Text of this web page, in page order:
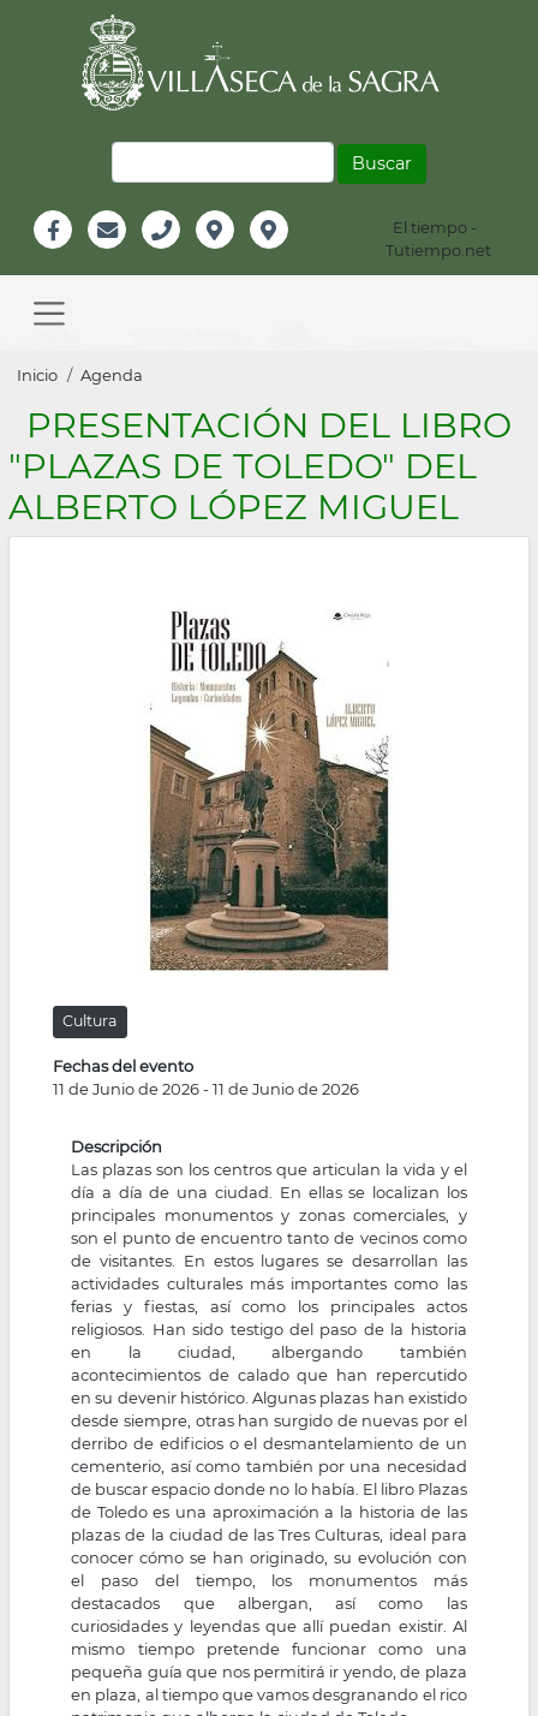
Información
Header
El tiempo -
Tutiempo.net
navigation
Sobrescribir
enlaces
de
ayuda
a
navegación
Inicio Agenda
PRESENTACIÓN DEL LIBRO
"PLAZAS DE TOLEDO" DEL
ALBERTO LÓPEZ MIGUEL
Cultura
Fechas del evento
11 de Junio de 2026-11 de Junio de 2026
Descripción
Las plazas son los centros que articulan la vida y el
día a día de una ciudad. En ellas se localizan los
principales monumentos y zonas comerciales, y
son el punto de encuentro tanto de vecinos como
de visitantes. En estos lugares se desarrollan las
actividades culturales más importantes como las
ferias y fiestas, así como los principales actos
religiosos. Han sido testigo del paso de la historia
en la ciudad, albergando también
acontecimientos de calado que han repercutido
en su devenir histórico. Algunas plazas han existido
desde siempre, otras han surgido de nuevas por el
derribo de edificios o el desmantelamiento de un
cementerio, así como también por una necesidad
de buscar espacio donde no lo había. El libro Plazas
de Toledo es una aproximación a la historia de las
plazas de la ciudad de las Tres Culturas, ideal para
conocer cómo se han originado, su evolución con
el paso del tiempo, los monumentos más
destacados que albergan, así como las
curiosidades y leyendas que allí puedan existir. Al
mismo tiempo pretende funcionar como una
pequeña guía que nos permitirá ir yendo, de plaza
en plaza, al tiempo que vamos desgranando el rico